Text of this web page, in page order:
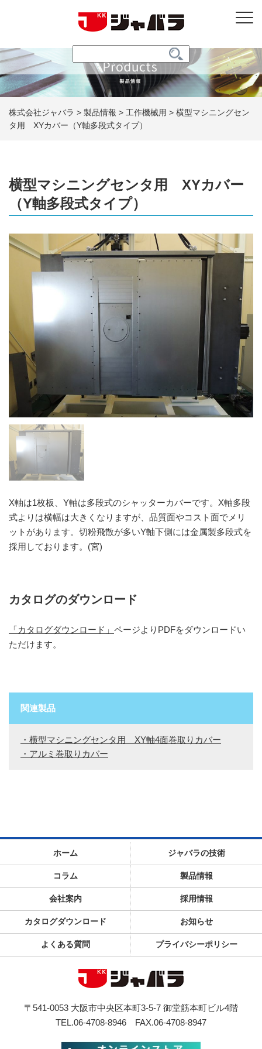
株式会社ジャバラ > 製品情報 > 工作機械用 > 横型マシニングセン
タ用 XYカバー（Y軸多段式タイプ）
横型マシニングセンタ用 XYカバー
（Y軸多段式タイプ）
X軸は1枚板、Y軸は多段式のシャッターカバーです。X軸多段
式よりは横幅は大きくなりますが、品質面やコスト面でメリ
ットがあります。切粉飛散が多いY軸下側には金属製多段式を
採用しております。(宮)
カタログのダウンロード
「カタログダウンロード」 ページよりPDFをダウンロードい
ただけます。
関連製品
・横型マシニングセンタ用 XY軸4面巻取りカバー
・アルミ巻取りカバー
ホーム ジャバラの技術
コラム 製品情報
会社案内 採用情報
カタログダウンロード お知らせ
よくある質問 プライバシーポリシー
〒541-0053 大阪市中央区本町3-5-7 御堂筋本町ビル4階
TEL.06-4708-8946 FAX.06-4708-8947